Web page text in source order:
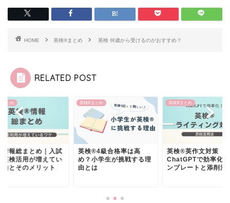
HOME 英検®︎まとめ 英検 何歳から受けるのがおすすめ？
RELATED POST
まとめ
情報総まとめ｜入試
英検活用が増えてい
由とそのメリット
英検®︎まとめ
英検®︎4級合格率は高
め？小学生が挑戦する理
由とは
英検®︎まとめ
英検®︎英作文対策
ChatGPTで効率化
ンプレートと添削活